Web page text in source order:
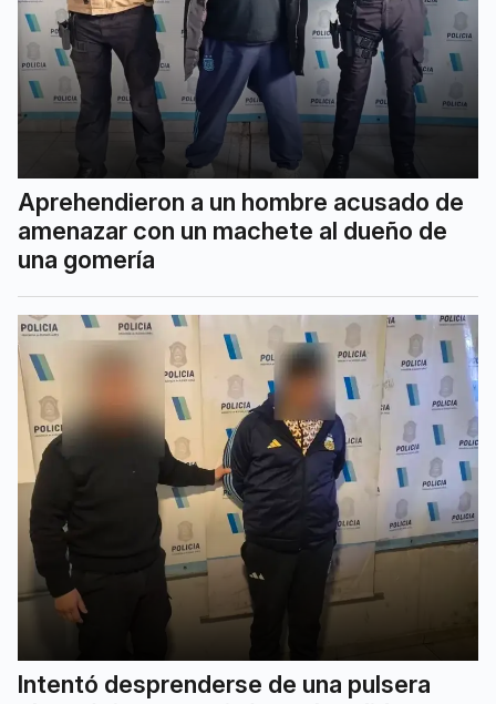
Aprehendieron a un hombre acusado de
amenazar con un machete al dueño de
una gomería
Intentó desprenderse de una pulsera